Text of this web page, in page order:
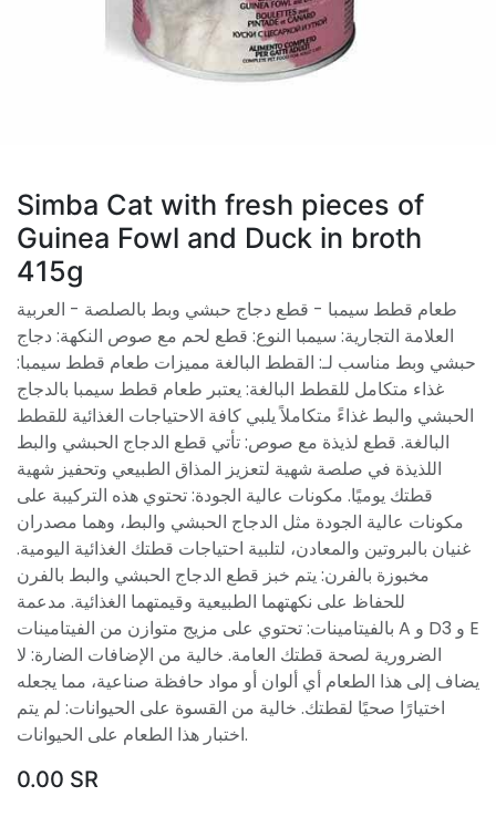
Simba Cat with fresh pieces of
Guinea Fowl and Duck in broth
415g
طعام قطط سيمبا - قطع دجاج حبشي وبط بالصلصة - العربية
العلامة التجارية: سيمبا النوع: قطع لحم مع صوص النكهة: دجاج
حبشي وبط مناسب لـ: القطط البالغة مميزات طعام قطط سيمبا:
غذاء متكامل للقطط البالغة: يعتبر طعام قطط سيمبا بالدجاج
الحبشي والبط غذاءً متكاملاً يلبي كافة الاحتياجات الغذائية للقطط
البالغة. قطع لذيذة مع صوص: تأتي قطع الدجاج الحبشي والبط
اللذيذة في صلصة شهية لتعزيز المذاق الطبيعي وتحفيز شهية
قطتك يوميًا. مكونات عالية الجودة: تحتوي هذه التركيبة على
مكونات عالية الجودة مثل الدجاج الحبشي والبط، وهما مصدران
غنيان بالبروتين والمعادن، لتلبية احتياجات قطتك الغذائية اليومية.
مخبوزة بالفرن: يتم خبز قطع الدجاج الحبشي والبط بالفرن
للحفاظ على نكهتهما الطبيعية وقيمتهما الغذائية. مدعمة
بالفيتامينات: تحتوي على مزيج متوازن من الفيتامينات A و D3 و E
الضرورية لصحة قطتك العامة. خالية من الإضافات الضارة: لا
يضاف إلى هذا الطعام أي ألوان أو مواد حافظة صناعية، مما يجعله
اختيارًا صحيًا لقطتك. خالية من القسوة على الحيوانات: لم يتم
اختبار هذا الطعام على الحيوانات.
0.00 SR